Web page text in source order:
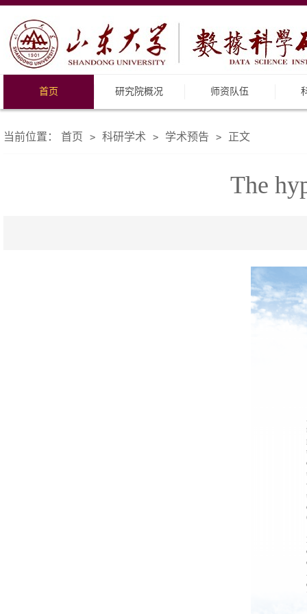
首页 研究院概况 师资队伍
当前位置： 首页 > 科研学术 > 学术预告 > 正文
The